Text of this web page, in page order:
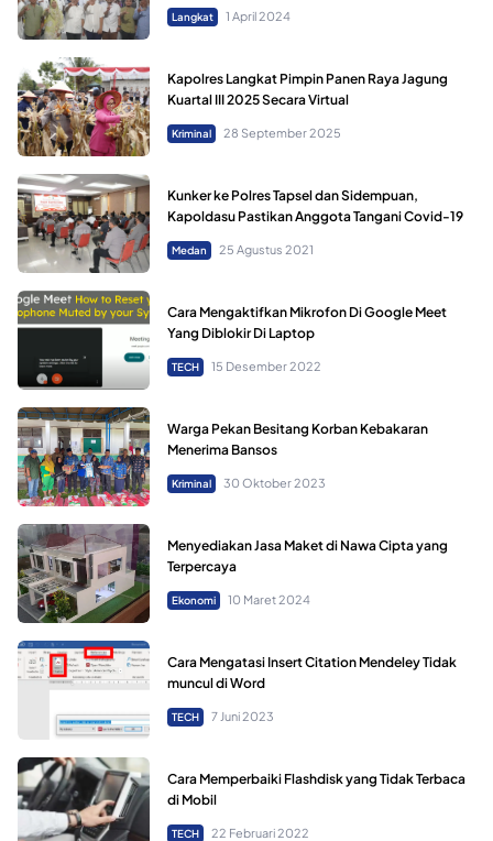
Langkat 1 April 2024
Kapolres Langkat Pimpin Panen Raya Jagung
Kuartal III 2025 Secara Virtual
Kriminal 28 September 2025
Kunker ke Polres Tapsel dan Sidempuan,
Kapoldasu Pastikan Anggota Tangani Covid-19
Medan 25 Agustus 2021
Cara Mengaktifkan Mikrofon Di Google Meet
Yang Diblokir Di Laptop
TECH 15 Desember 2022
Warga Pekan Besitang Korban Kebakaran
Menerima Bansos
Kriminal 30 Oktober 2023
Menyediakan Jasa Maket di Nawa Cipta yang
Terpercaya
Ekonomi 10 Maret 2024
Cara Mengatasi Insert Citation Mendeley Tidak
muncul di Word
TECH 7 Juni 2023
Cara Memperbaiki Flashdisk yang Tidak Terbaca
di Mobil
TECH 22 Februari 2022